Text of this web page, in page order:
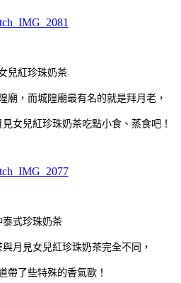
兒紅珍珠奶茶
廟，而城隍廟最有名的就是拜月老，
女兒紅珍珠奶茶吃點小食、蒸食吧！
泰式珍珠奶茶
月見女兒紅珍珠奶茶完全不同，
帶了些特殊的香氣歐！